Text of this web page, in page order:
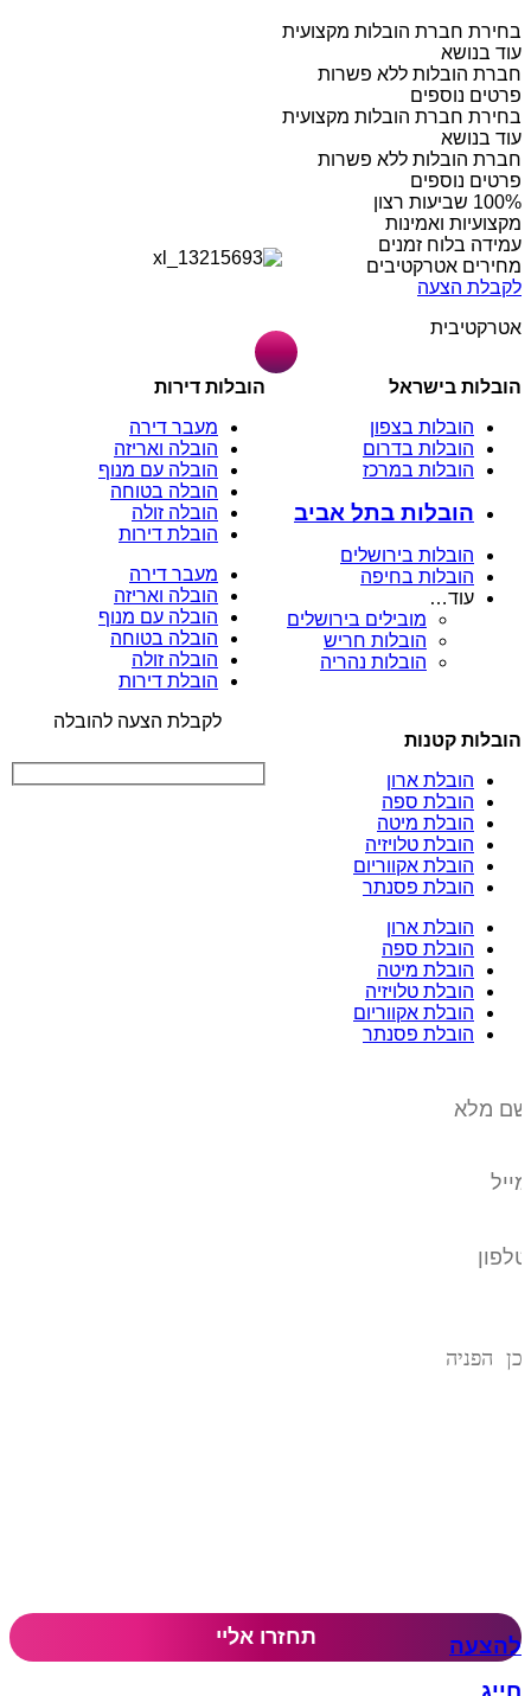
בחירת חברת הובלות מקצועית
עוד בנושא
חברת הובלות ללא פשרות
פרטים נוספים
בחירת חברת הובלות מקצועית
עוד בנושא
חברת הובלות ללא פשרות
פרטים נוספים
מקצועיות ואמינות
עמידה בלוח זמנים
מחירים אטרקטיבים
לקבלת הצעה
אטרקטיבית
הובלות בישראל
הובלות בצפון
הובלות בדרום
הובלות במרכז
הובלות בתל אביב
הובלות בירושלים
הובלות בחיפה
עוד…
מובילים בירושלים
הובלות חריש
הובלות נהריה
הובלות דירות
מעבר דירה
הובלה ואריזה
הובלה עם מנוף
הובלה בטוחה
הובלה זולה
הובלת דירות
מעבר דירה
הובלה ואריזה
הובלה עם מנוף
הובלה בטוחה
הובלה זולה
הובלת דירות
הובלות קטנות
הובלת ארון
הובלת ספה
הובלת מיטה
הובלת טלויזיה
הובלת אקווריום
הובלת פסנתר
הובלת ארון
הובלת ספה
הובלת מיטה
הובלת טלויזיה
הובלת אקווריום
הובלת פסנתר
לקבלת הצעה להובלה
להצעה
חייג